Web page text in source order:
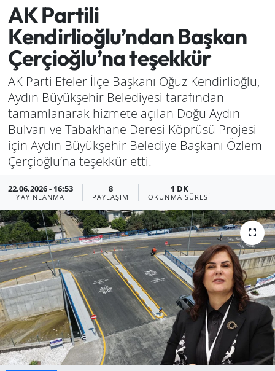
AK Partili
Kendirlioğlu’ndan Başkan
Çerçioğlu’na teşekkür
AK Parti Efeler İlçe Başkanı Oğuz Kendirlioğlu,
Aydın Büyükşehir Belediyesi tarafından
tamamlanarak hizmete açılan Doğu Aydın
Bulvarı ve Tabakhane Deresi Köprüsü Projesi
için Aydın Büyükşehir Belediye Başkanı Özlem
Çerçioğlu’na teşekkür etti.
22.06.2026 - 16:53
YAYINLANMA
8
PAYLAŞIM
1 DK
OKUNMA SÜRESI
Genel
Haber
Izmir
Kütahya
Manisa
Muğla
Politika
Uşak
Son Dakika Haberleri
Haber Arşivi